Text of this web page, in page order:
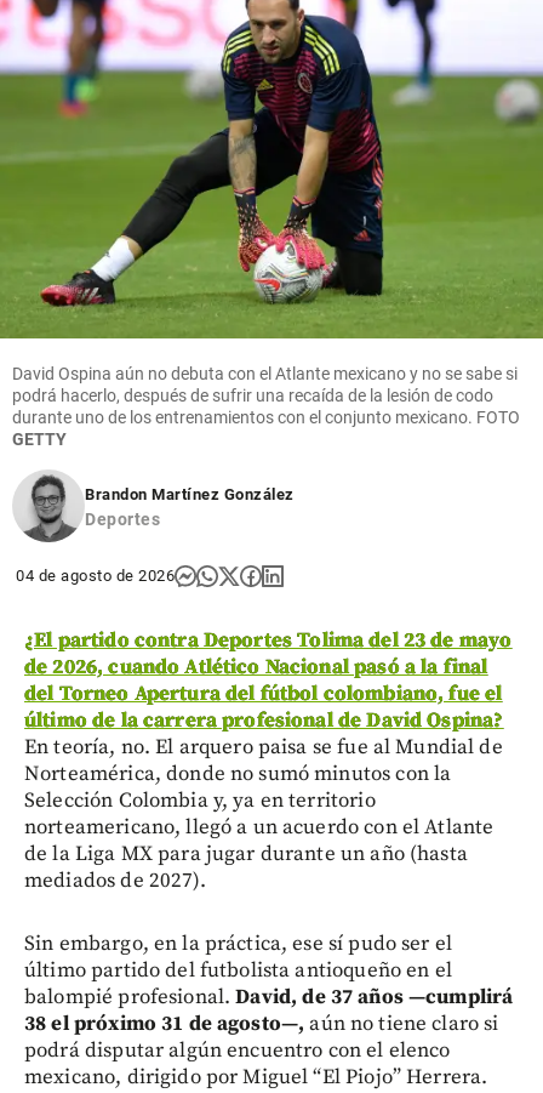
David Ospina aún no debuta con el Atlante mexicano y no se sabe si
podrá hacerlo, después de sufrir una recaída de la lesión de codo
durante uno de los entrenamientos con el conjunto mexicano. FOTO
GETTY
Brandon Martínez González
Deportes
04 de agosto de 2026
¿El partido contra Deportes Tolima del 23 de mayo
de 2026, cuando Atlético Nacional pasó a la final
del Torneo Apertura del fútbol colombiano, fue el
último de la carrera profesional de David Ospina?
En teoría, no. El arquero paisa se fue al Mundial de
Norteamérica, donde no sumó minutos con la
Selección Colombia y, ya en territorio
norteamericano, llegó a un acuerdo con el Atlante
de la Liga MX para jugar durante un año (hasta
mediados de 2027).
Sin embargo, en la práctica, ese sí pudo ser el
último partido del futbolista antioqueño en el
balompié profesional.David, de 37 años —cumplirá
38 el próximo 31 de agosto—, aún no tiene claro si
podrá disputar algún encuentro con el elenco
mexicano, dirigido por Miguel “El Piojo” Herrera.